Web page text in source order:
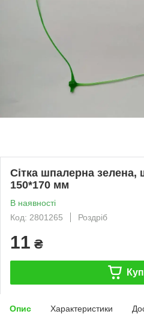
Сітка шпалерна зелена,
150*170 мм
В наявності
Код: 2801265
Роздріб
11 ₴
Опис Характеристики